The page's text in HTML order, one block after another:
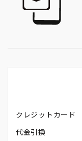
クレジットカード
代金引換